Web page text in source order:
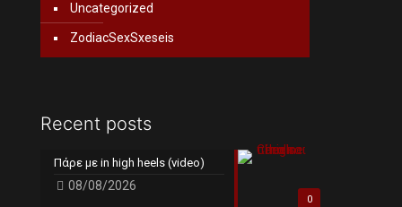
Uncategorized
ZodiacSexSxeseis
Recent posts
0
Πάρε με in high heels (video)
08/08/2026